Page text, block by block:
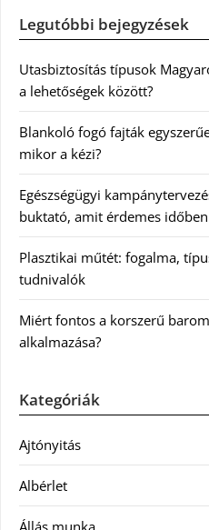
Legutóbbi bejegyzések
Utasbiztosítás típusok
a lehetőségek között?
Blankoló fogó fajták
mikor a kézi?
Egészségügyi
buktató, amit érdemes
Plasztikai műtét: fogalma,
tudnivalók
Miért fontos a korszerű
alkalmazása?
Kategóriák
Ajtónyitás
Albérlet
Állás munka